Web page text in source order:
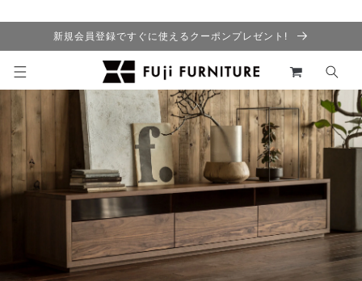
新規会員登録ですぐに使えるクーポンプレゼント!
カ
ー
ト